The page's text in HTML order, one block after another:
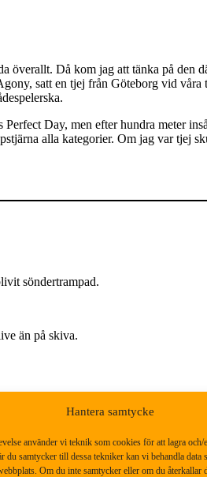
Hantera samtycke
använder vi teknik som cookies för att lagra och/
du samtycker till dessa tekniker kan vi behandla data
Om du inte samtycker eller om du återkallar
överallt. Då kom jag att tänka på den
satt en tjej från Göteborg vid våra
Day, men efter hundra meter
alla kategorier. Om jag var tjej
söndertrampad.
än på skiva.
De andra satte sig i ett öltält.But I don’t